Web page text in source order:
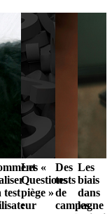
test
Les «
Questions
piège »
:
Des
tests
de
campagne
Les
biais
dans
les